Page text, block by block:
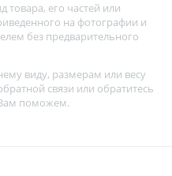
его частей или
на фотографии и
без предварительного
виду, размерам или весу
связи или обратитесь
поможем.